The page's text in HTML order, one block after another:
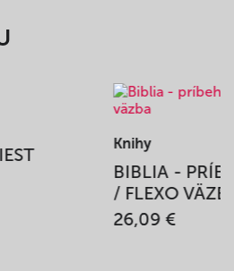
Knihy
BIBLIA -
/ FLEXO
26,09 €